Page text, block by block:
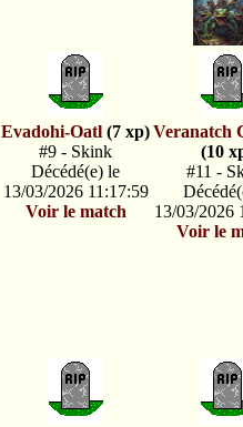
Evadohi-Oatl (7 xp)
#9 - Skink
Décédé(e) le
13/03/2026 11:17:59
Voir le match
Veranatch
(10
#11 -
13/03/2026
Voir le